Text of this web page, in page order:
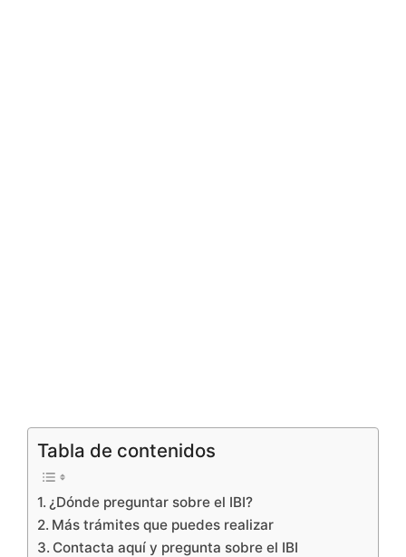
Tabla de contenidos
¿Dónde preguntar sobre el IBI?
Más trámites que puedes realizar
Contacta aquí y pregunta sobre el IBI